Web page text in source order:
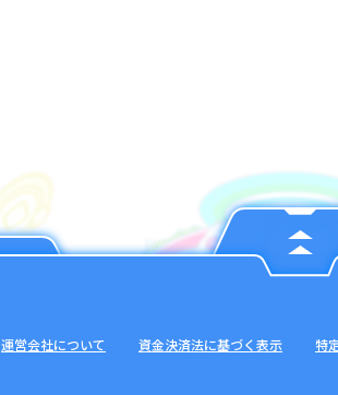
運営会社について 資金決済法に基づく表示 特